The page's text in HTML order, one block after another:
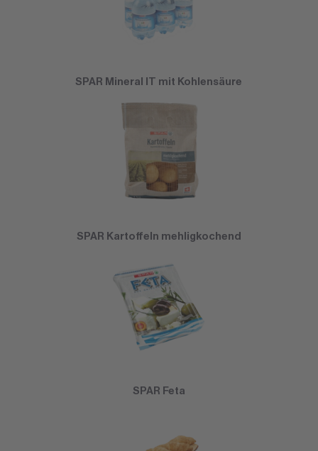
SPAR Mineral IT mit Kohlensäure
SPAR Kartoffeln mehligkochend
SPAR Feta